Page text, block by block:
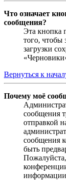
Что означает
сообщения?
Эта кнопка
того, чтобы
загрузки
Вернуться к
Почему моё
сообщения
отправкой
сообщения
быть